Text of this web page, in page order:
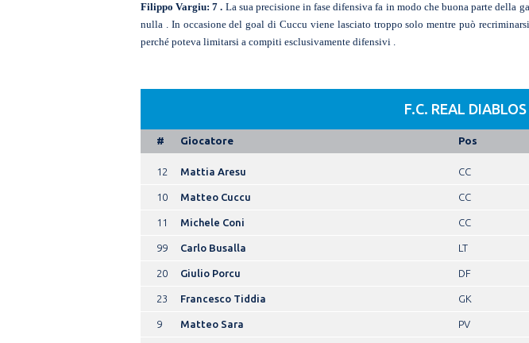
Filippo Vargiu: 7 . La sua precisione in fase difensiva fa in modo che buona parte
nulla . In occasione del goal di Cuccu viene lasciato troppo solo mentre può
perché poteva limitarsi a compiti esclusivamente difensivi .
F.C. REAL
# Giocatore Pos
12 Mattia Aresu CC
10 Matteo Cuccu CC
11 Michele Coni CC
99 Carlo Busalla LT
20 Giulio Porcu DF
23 Francesco Tiddia GK
9 Matteo Sara PV